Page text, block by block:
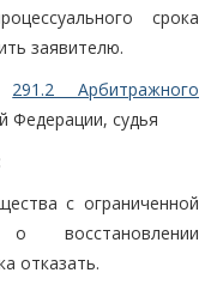
срока
заявителю.
291.2 Арбитражного
Федерации, судья
с ограниченной
восстановлении
отказать.